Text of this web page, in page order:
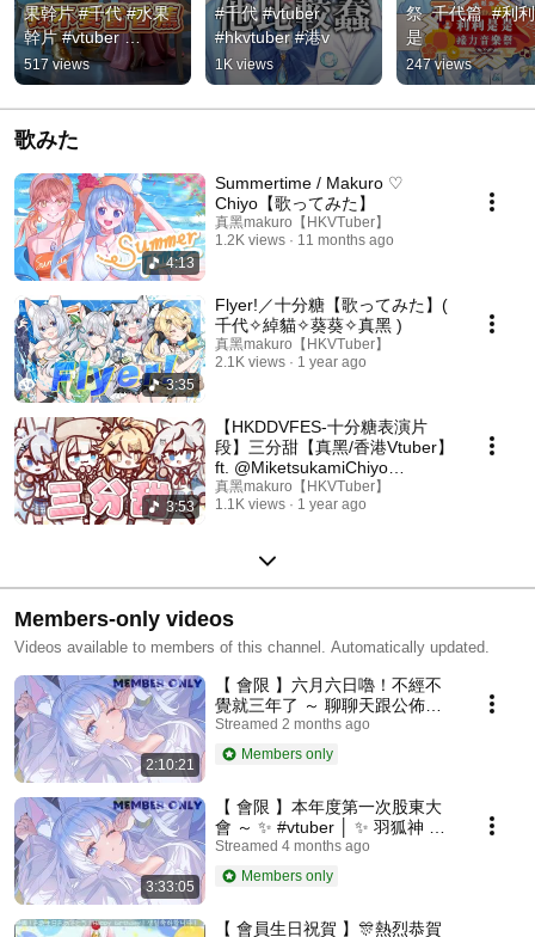
果幹片 #千代 #水果
幹片 #vtuber
#hkvtuber
517 views
#千代 #vtuber
#hkvtuber #港v
1K views
祭  千代篇  #利
是
247 views
歌みた
4:13
Summertime / Makuro ♡
Chiyo【歌ってみた】
真黑makuro【HKVTuber】
1.2K views
11 months ago
3:35
Flyer!／十分糖【歌ってみた】(
千代✧綽貓✧葵葵✧真黑 )
真黑makuro【HKVTuber】
2.1K views
1 year ago
3:53
【HKDDVFES-十分糖表演片
段】三分甜【真黑/香港Vtuber】
ft. @MiketsukamiChiyo
@CheukCat_hkvtuber
@HasukiAoi
真黑makuro【HKVTuber】
1.1K views
1 year ago
Members-only videos
Videos available to members of this channel. Automatically updated.
2:10:21
【 會限 】六月六日嚕！不經不
覺就三年了 ～ 聊聊天跟公佈一
下新事情 ✨ #vtuber │ ✨ 羽狐神
ちよ
Streamed 2 months ago
Members only
3:33:05
【 會限 】本年度第一次股東大
會 ～ ✨ #vtuber │ ✨ 羽狐神 ち
よ
Streamed 4 months ago
Members only
【 會員生日祝賀 】🎊熱烈恭賀